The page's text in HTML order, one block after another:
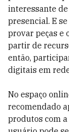
interessante
presencial. E
provar peças e
partir de
então,
digitais em
No espaço
recomendado
produtos com a